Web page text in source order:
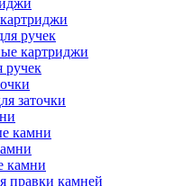
ручек
картриджи
ручек
заточки
камни
камни
правки камней